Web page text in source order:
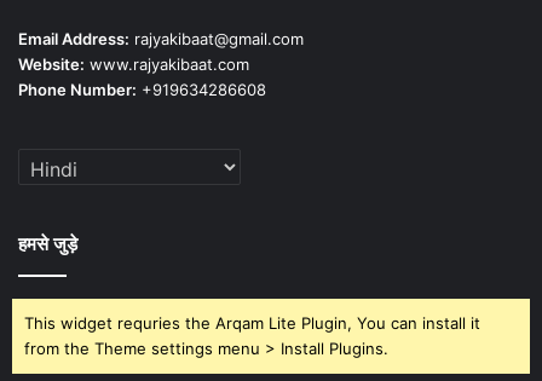
Email Address: rajyakibaat@gmail.com
Website: www.rajyakibaat.com
Phone Number: +919634286608
हमसे जुड़े
This widget requries the Arqam Lite Plugin, You can install it
from the Theme settings menu > Install Plugins.